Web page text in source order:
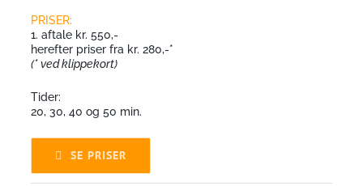
PRISER:
1. aftale kr. 550,-
herefter priser fra kr. 280,-*
(* ved klippekort)
Tider:
20, 30, 40 og 50 min.
SE PRISER